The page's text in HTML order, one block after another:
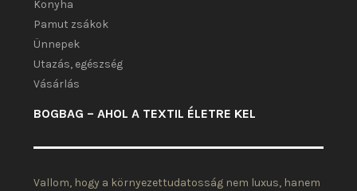
Konyha
Pamut zsákok
Ünnepek
Utazás, egészség
Vásárlás
BOGBAG – AHOL A TEXTIL ÉLETRE KEL
Vallom, hogy a környezettudatosság nem luxus, hanem